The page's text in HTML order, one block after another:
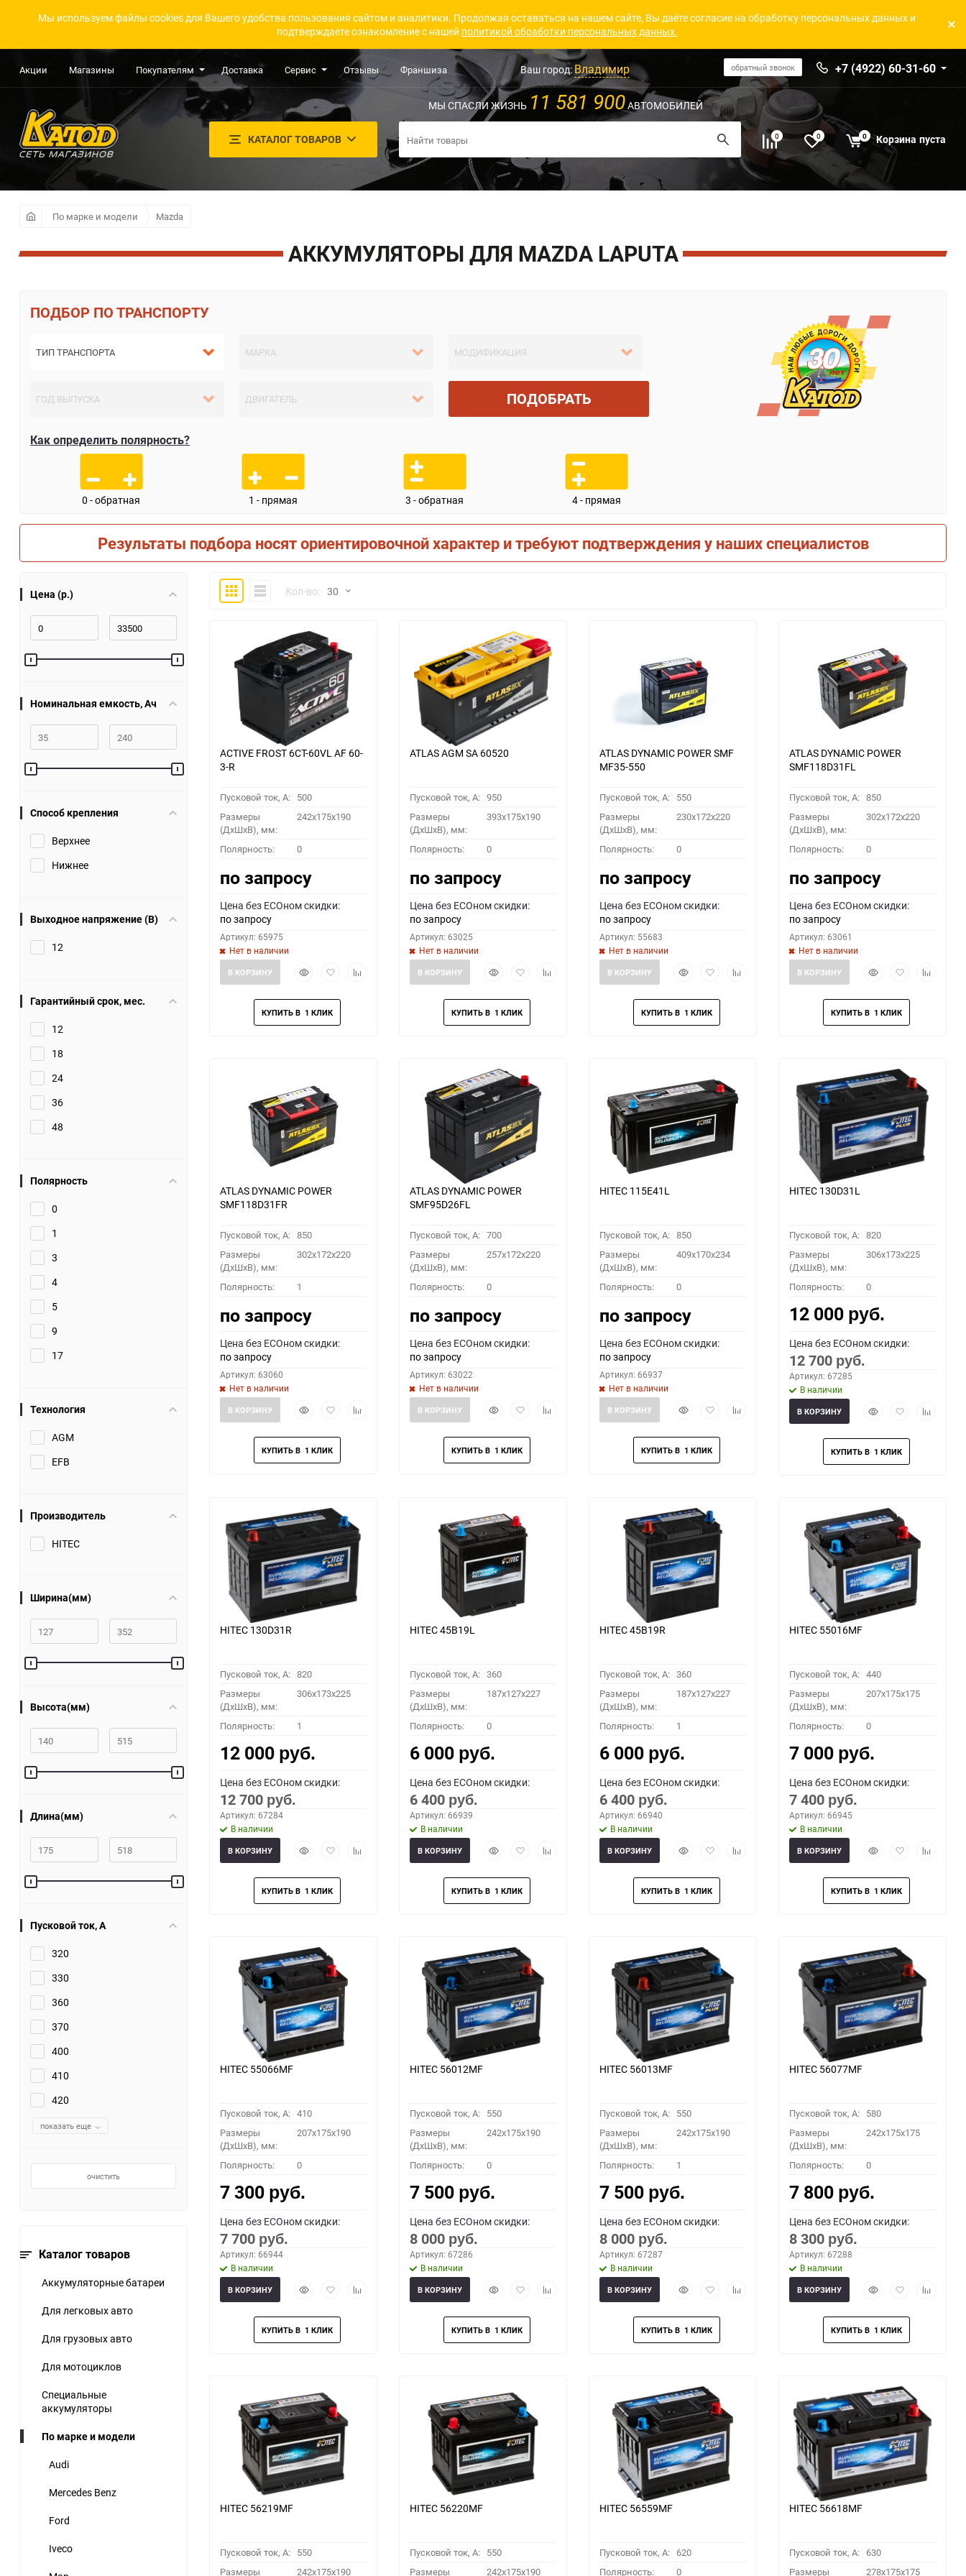
Мы используем файлы cookies для Вашего удобства пользования сайтом и аналитики. Продолжая оставаться на нашем сайте, Вы даёте согласие на обработку персональных данных и
подтверждаете ознакомление с нашей политикой обработки персональных данных.
Акции Магазины Покупателям Доставка Сервис Отзывы Франшиза Ваш город:Владимир обратный звонок +7 (4922) 60-31-60
КАТАЛОГ ТОВАРОВ
МЫ СПАСЛИ ЖИЗНЬ 11 581 900АВТОМОБИЛЕЙ
0 0 0 Корзина пуста
По марке и модели Mazda
АККУМУЛЯТОРЫ ДЛЯ MAZDA LAPUTA
ПО ТРАНСПОРТУ
ПОДОБРАТЬ
Как определить полярность?
0 - обратная 1 - прямая 3 - обратная 4 - прямая
Результаты подбора носят ориентировочной характер и требуют подтверждения у наших специалистов
Цена (р.)
Номинальная емкость, Ач
Способ крепления
Верхнее
Нижнее
Выходное напряжение (В)
12
Гарантийный срок, мес.
12
18
24
36
48
Полярность
0
1
3
4
5
9
17
Технология
AGM
EFB
Производитель
HITEC
Ширина(мм)
Высота(мм)
Длина(мм)
Пусковой ток, A
320
330
360
370
400
410
420
показать еще
очистить
Каталог товаров
Аккумуляторные батареи
Для легковых авто
Для грузовых авто
Для мотоциклов
Специальные
аккумуляторы
По марке и модели
Audi
Mercedes Benz
Ford
Iveco
ПлиткаКомпактноКол-во: 30
30
60
90
150
ACTIVE FROST 6СТ-60VL АF 60-
3-R
Пусковой ток, A: 500
Размеры
(ДхШхВ), мм:
242x175x190
Полярность: 0
по запросу
Цена без ECOном скидки:
по запросу
Артикул: 65975
Нет в наличии
БыстрыйДобавить
избранное
Добавить
В КОРЗИНУ
ATLAS AGM SA 60520
Пусковой ток, A: 950
Размеры
(ДхШхВ), мм:
393x175x190
Полярность: 0
по запросу
Цена без ECOном скидки:
по запросу
Артикул: 63025
Нет в наличии
БыстрыйДобавить
избранное
Добавить
В КОРЗИНУ
ATLAS DYNAMIC POWER SMF
MF35-550
Пусковой ток, A: 550
Размеры
(ДхШхВ), мм:
230x172x220
Полярность: 0
по запросу
Цена без ECOном скидки:
по запросу
Артикул: 55683
Нет в наличии
БыстрыйДобавить
избранное
Добавить
В КОРЗИНУ
ATLAS DYNAMIC POWER
SMF118D31FL
Пусковой ток, A: 850
Размеры
(ДхШхВ), мм:
302x172x220
Полярность: 0
по запросу
Цена без ECOном скидки:
по запросу
Артикул: 63061
Нет в наличии
БыстрыйДобавить
избранное
Добавить
В КОРЗИНУ
ATLAS DYNAMIC POWER
SMF118D31FR
Пусковой ток, A: 850
Размеры
(ДхШхВ), мм:
302x172x220
Полярность: 1
по запросу
Цена без ECOном скидки:
по запросу
Артикул: 63060
Нет в наличии
БыстрыйДобавить
избранное
Добавить
В КОРЗИНУ
ATLAS DYNAMIC POWER
SMF95D26FL
Пусковой ток, A: 700
Размеры
(ДхШхВ), мм:
257x172x220
Полярность: 0
по запросу
Цена без ECOном скидки:
по запросу
Артикул: 63022
Нет в наличии
БыстрыйДобавить
избранное
Добавить
В КОРЗИНУ
HITEC 115E41L
Пусковой ток, A: 850
Размеры
(ДхШхВ), мм:
409x170x234
Полярность: 0
по запросу
Цена без ECOном скидки:
по запросу
Артикул: 66937
Нет в наличии
БыстрыйДобавить
избранное
Добавить
В КОРЗИНУ
HITEC 130D31L
Пусковой ток, A: 820
Размеры
(ДхШхВ), мм:
306x173x225
Полярность: 0
12 000 руб.
Цена без ECOном скидки:
12 700 руб.
Артикул: 67285
В наличии
БыстрыйДобавить
избранное
Добавить
В КОРЗИНУ
HITEC 130D31R
Пусковой ток, A: 820
Размеры
(ДхШхВ), мм:
306x173x225
Полярность: 1
12 000 руб.
Цена без ECOном скидки:
12 700 руб.
Артикул: 67284
В наличии
БыстрыйДобавить
избранное
Добавить
В КОРЗИНУ
HITEC 45B19L
Пусковой ток, A: 360
Размеры
(ДхШхВ), мм:
187x127x227
Полярность: 0
6 000 руб.
Цена без ECOном скидки:
6 400 руб.
Артикул: 66939
В наличии
БыстрыйДобавить
избранное
Добавить
В КОРЗИНУ
HITEC 45B19R
Пусковой ток, A: 360
Размеры
(ДхШхВ), мм:
187x127x227
Полярность: 1
6 000 руб.
Цена без ECOном скидки:
6 400 руб.
Артикул: 66940
В наличии
БыстрыйДобавить
избранное
Добавить
В КОРЗИНУ
HITEC 55016MF
Пусковой ток, A: 440
Размеры
(ДхШхВ), мм:
207x175x175
Полярность: 0
7 000 руб.
Цена без ECOном скидки:
7 400 руб.
Артикул: 66945
В наличии
БыстрыйДобавить
избранное
Добавить
В КОРЗИНУ
HITEC 55066MF
Пусковой ток, A: 410
Размеры
(ДхШхВ), мм:
207x175x190
Полярность: 0
7 300 руб.
Цена без ECOном скидки:
7 700 руб.
Артикул: 66944
В наличии
БыстрыйДобавить
избранное
Добавить
В КОРЗИНУ
HITEC 56012MF
Пусковой ток, A: 550
Размеры
(ДхШхВ), мм:
242x175x190
Полярность: 0
7 500 руб.
Цена без ECOном скидки:
8 000 руб.
Артикул: 67286
В наличии
БыстрыйДобавить
избранное
Добавить
В КОРЗИНУ
HITEC 56013MF
Пусковой ток, A: 550
Размеры
(ДхШхВ), мм:
242x175x190
Полярность: 1
7 500 руб.
Цена без ECOном скидки:
8 000 руб.
Артикул: 67287
В наличии
БыстрыйДобавить
избранное
Добавить
В КОРЗИНУ
HITEC 56077MF
Пусковой ток, A: 580
Размеры
(ДхШхВ), мм:
242x175x175
Полярность: 0
7 800 руб.
Цена без ECOном скидки:
8 300 руб.
Артикул: 67288
В наличии
БыстрыйДобавить
избранное
Добавить
В КОРЗИНУ
HITEC 56219MF
Пусковой ток, A: 550
Размеры
242x175x190
HITEC 56220MF
Пусковой ток, A: 550
Размеры
242x175x190
HITEC 56559MF
Пусковой ток, A: 620
Полярность:
0
HITEC 56618MF
Пусковой ток, A: 630
Размеры
278x175x175